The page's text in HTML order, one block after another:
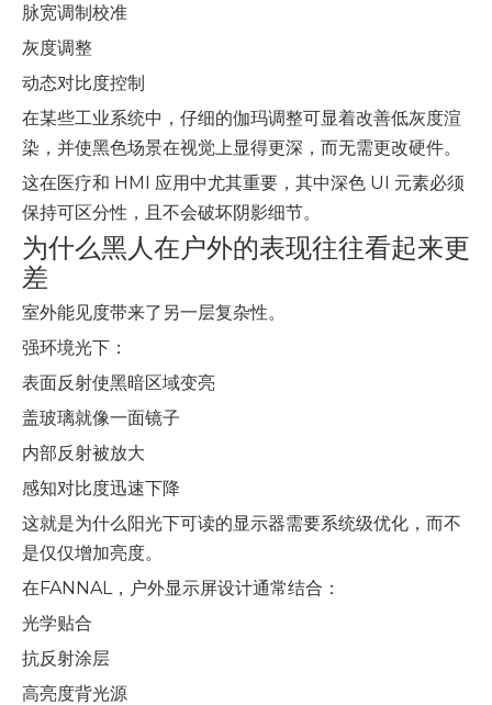
脉宽调制校准
灰度调整
动态对比度控制
在某些工业系统中，仔细的伽玛调整可显着改善低灰度渲
染，并使黑色场景在视觉上显得更深，而无需更改硬件。
这在医疗和 HMI 应用中尤其重要，其中深色 UI 元素必须
保持可区分性，且不会破坏阴影细节。
为什么黑人在户外的表现往往看起来更
差
室外能见度带来了另一层复杂性。
强环境光下：
表面反射使黑暗区域变亮
盖玻璃就像一面镜子
内部反射被放大
感知对比度迅速下降
这就是为什么阳光下可读的显示器需要系统级优化，而不
是仅仅增加亮度。
在FANNAL，户外显示屏设计通常结合：
光学贴合
抗反射涂层
高亮度背光源